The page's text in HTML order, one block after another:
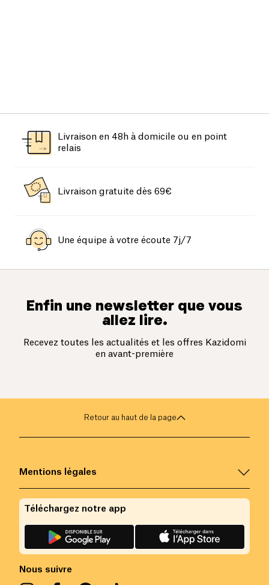
Livraison en 48h à domicile ou en point
relais
Livraison gratuite dès 69€
Une équipe à votre écoute 7j/7
Enfin une newsletter que vous
allez lire.
Recevez toutes les actualités et les offres Kazidomi
en avant-première
Retour au haut de la page
Mentions légales
Nous suivre
Téléchargez notre app